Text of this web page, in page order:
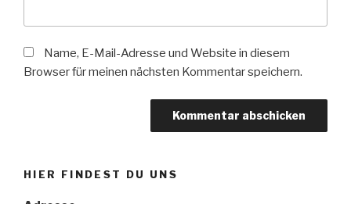
Name, E-Mail-Adresse und Website in diesem
Browser für meinen nächsten Kommentar speichern.
HIER FINDEST DU UNS